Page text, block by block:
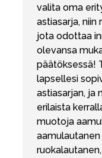
valita oma
astiasarja, niin
jota odottaa
olevansa
päätöksessä!
lapsellesi
astiasarjan, ja
erilaista
muotoja
aamulautanen